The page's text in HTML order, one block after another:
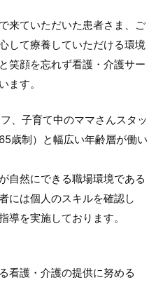
来ていただいた患者さま、ご
して療養していただける環境
笑顔を忘れず看護・介護サー
ます。
、子育て中のママさんスタッ
歳制）と幅広い年齢層が働い
自然にできる職場環境である
には個人のスキルを確認し
導を実施しております。
看護・介護の提供に努める